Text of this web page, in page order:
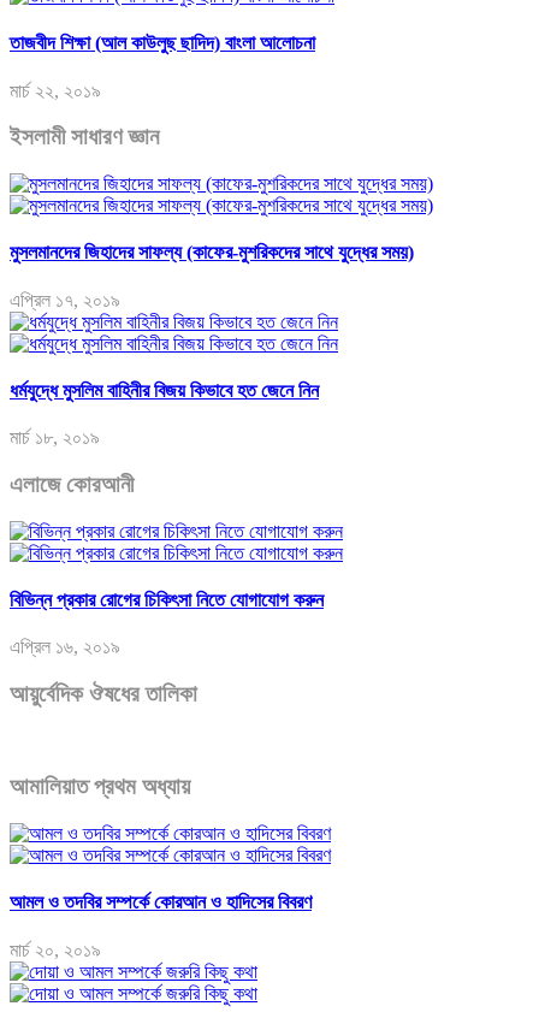
তাজবীদ শিক্ষা (আল কাউলুছ ছাদিদ) বাংলা আলোচনা
মার্চ ২২, ২০১৯
ইসলামী সাধারণ জ্ঞান
মুসলমানদের জিহাদের সাফল্য (কাফের-মুশরিকদের সাথে যুদ্ধের সময়)
এপ্রিল ১৭, ২০১৯
ধর্মযুদ্ধে মুসলিম বাহিনীর বিজয় কিভাবে হত জেনে নিন
মার্চ ১৮, ২০১৯
এলাজে কোরআনী
বিভিন্ন প্রকার রোগের চিকিৎসা নিতে যোগাযোগ করুন
এপ্রিল ১৬, ২০১৯
আয়ুর্বেদিক ঔষধের তালিকা
আমালিয়াত প্রথম অধ্যায়
আমল ও তদবির সম্পর্কে কোরআন ও হাদিসের বিবরণ
মার্চ ২০, ২০১৯